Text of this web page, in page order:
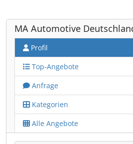
MA Automotive
Profil
Top-Angebote
Anfrage
Kategorien
Alle Angebote